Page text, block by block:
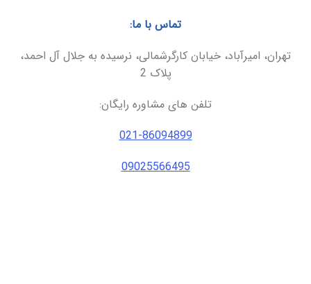
تماس با ما:
تهران، امیرآباد، خیابان کارگرشمالی، نرسیده به جلال آل احمد،
پلاک 2
تلفن های مشاوره رایگان:
021-86094899
09025566495